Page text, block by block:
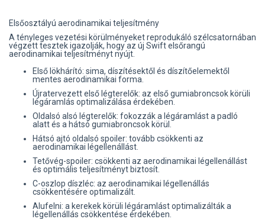
Elsőosztályú aerodinamikai teljesítmény
A tényleges vezetési körülményeket reprodukáló szélcsatornában
végzett tesztek igazolják, hogy az új Swift elsőrangú
aerodinamikai teljesítményt nyújt.
Első lökhárító: sima, díszítésektől és díszítőelemektől
mentes aerodinamikai forma.
Újratervezett első légterelők: az első gumiabroncsok körüli
légáramlás optimalizálása érdekében.
Oldalsó alsó légterelők: fokozzák a légáramlást a padló
alatt és a hátsó gumiabroncsok körül.
Hátsó ajtó oldalsó spoiler: tovább csökkenti az
aerodinamikai légellenállást.
Tetővég-spoiler: csökkenti az aerodinamikai légellenállást
és optimális teljesítményt biztosít.
C-oszlop díszléc: az aerodinamikai légellenállás
csökkentésére optimalizált.
Alufelni: a kerekek körüli légáramlást optimalizálták a
légellenállás csökkentése érdekében.